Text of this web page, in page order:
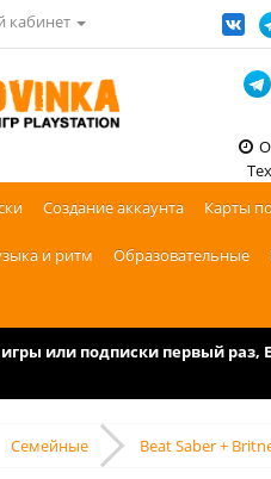
кабинет
Создание аккаунта Карты
и ритм Образовательные
или подписки первый
Семейные Beat Saber +